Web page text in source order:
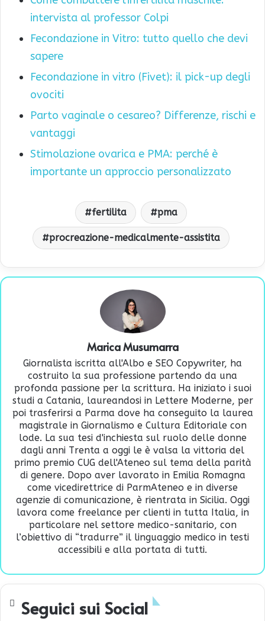
intervista al professor Colpi
Fecondazione in Vitro: tutto quello che devi
sapere
Fecondazione in vitro (Fivet): il pick-up degli
ovociti
Parto vaginale o cesareo? Differenze, rischi e
vantaggi
Stimolazione ovarica e PMA: perché è
importante un approccio personalizzato
fertilita pma
procreazione-medicalmente-assistita
Marica Musumarra
Giornalista iscritta all'Albo e SEO Copywriter, ha
costruito la sua professione partendo da una
profonda passione per la scrittura. Ha iniziato i suoi
studi a Catania, laureandosi in Lettere Moderne, per
poi trasferirsi a Parma dove ha conseguito la laurea
magistrale in Giornalismo e Cultura Editoriale con
lode. La sua tesi d'inchiesta sul ruolo delle donne
dagli anni Trenta a oggi le è valsa la vittoria del
primo premio CUG dell'Ateneo sul tema della parità
di genere. Dopo aver lavorato in Emilia Romagna
come vicedirettrice di ParmAteneo e in diverse
agenzie di comunicazione, è rientrata in Sicilia. Oggi
lavora come freelance per clienti in tutta Italia, in
particolare nel settore medico-sanitario, con
l’obiettivo di “tradurre” il linguaggio medico in testi
accessibili e alla portata di tutti.
Seguici sui Social